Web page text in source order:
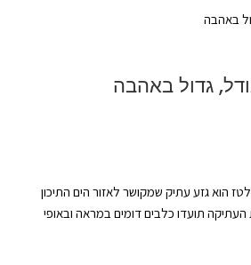
גדול באהבה
הוא גזע עתיק שמקושר לאזור הים התיכון
תועדו כלבים דומים במראה ובאופי